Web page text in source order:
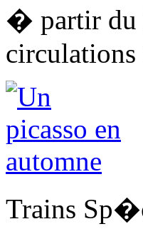
� partir du
circulations
Trains